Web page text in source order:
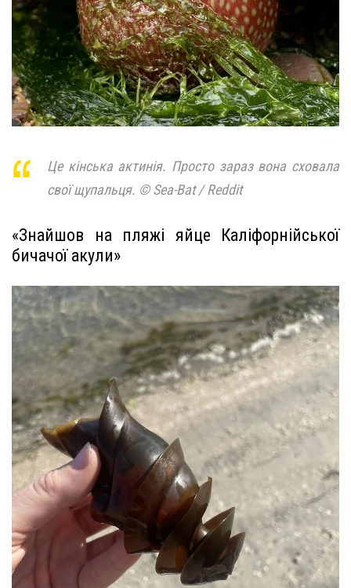
Це кінська актинія. Просто зараз вона сховала
свої щупальця. © Sea-Bat / Reddit
«Знайшов на пляжі яйце Каліфорнійської
бичачої акули»